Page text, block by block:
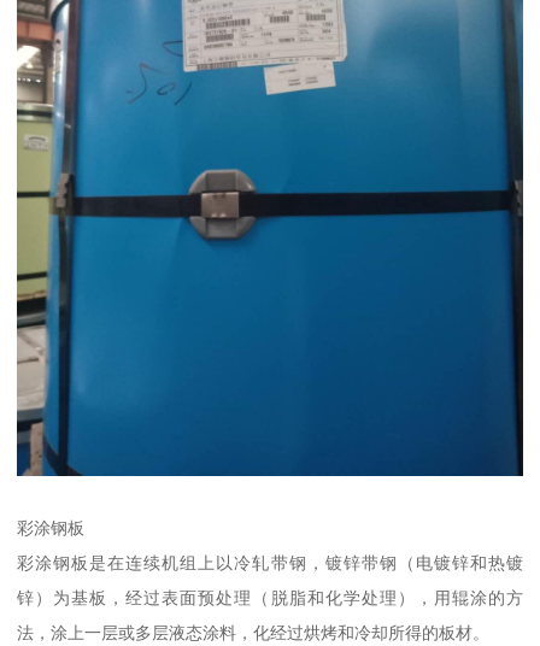
彩涂钢板
彩涂钢板是在连续机组上以冷轧带钢，镀锌带钢（电镀锌和热镀
锌）为基板，经过表面预处理（脱脂和化学处理），用辊涂的方
法，涂上一层或多层液态涂料，化经过烘烤和冷却所得的板材。